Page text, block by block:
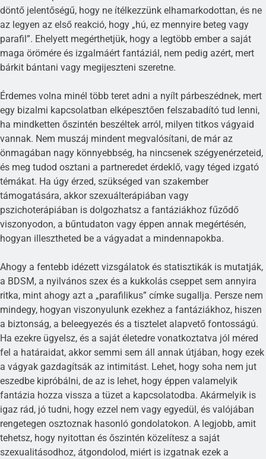
döntő jelentőségű, hogy ne ítélkezzünk elhamarkodottan, és ne
az legyen az első reakció, hogy „hú, ez mennyire beteg vagy
parafil”. Ehelyett megérthetjük, hogy a legtöbb ember a saját
maga örömére és izgalmáért fantáziál, nem pedig azért, mert
bárkit bántani vagy megijeszteni szeretne.
Érdemes volna minél több teret adni a nyílt párbeszédnek, mert
egy bizalmi kapcsolatban elképesztően felszabadító tud lenni,
ha mindketten őszintén beszéltek arról, milyen titkos vágyaid
vannak. Nem muszáj mindent megvalósítani, de már az
önmagában nagy könnyebbség, ha nincsenek szégyenérzeteid,
és meg tudod osztani a partneredet érdeklő, vagy téged izgató
témákat. Ha úgy érzed, szükséged van szakember
támogatására, akkor szexuálterápiában vagy
pszichoterápiában is dolgozhatsz a fantáziákhoz fűződő
viszonyodon, a bűntudaton vagy éppen annak megértésén,
hogyan illesztheted be a vágyadat a mindennapokba.
Ahogy a fentebb idézett vizsgálatok és statisztikák is mutatják,
a BDSM, a nyilvános szex és a kukkolás cseppet sem annyira
ritka, mint ahogy azt a „parafilikus” címke sugallja. Persze nem
mindegy, hogyan viszonyulunk ezekhez a fantáziákhoz, hiszen
a biztonság, a beleegyezés és a tisztelet alapvető fontosságú.
Ha ezekre ügyelsz, és a saját életedre vonatkoztatva jól méred
fel a határaidat, akkor semmi sem áll annak útjában, hogy ezek
a vágyak gazdagítsák az intimitást. Lehet, hogy soha nem jut
eszedbe kipróbálni, de az is lehet, hogy éppen valamelyik
fantázia hozza vissza a tüzet a kapcsolatodba. Akármelyik is
igaz rád, jó tudni, hogy ezzel nem vagy egyedül, és valójában
rengetegen osztoznak hasonló gondolatokon. A legjobb, amit
tehetsz, hogy nyitottan és őszintén közelítesz a saját
szexualitásodhoz, átgondolod, miért is izgatnak ezek a